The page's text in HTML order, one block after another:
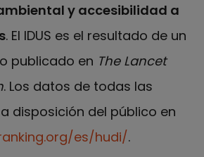
y accesibilidad a
. El IDUS es el resultado de un
publicado en The Lancet
. Los datos de todas las
disposición del público en
es/hudi/.